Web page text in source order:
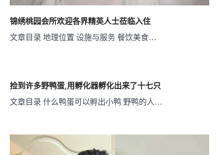
锦绣桃园会所欢迎各界精英人士莅临入住
文章目录 地理位置 设施与服务 餐饮美食…
捡到许多野鸭蛋,用孵化器孵化出来了十七只
文章目录 什么鸭蛋可以孵出小鸭 野鸭的人…